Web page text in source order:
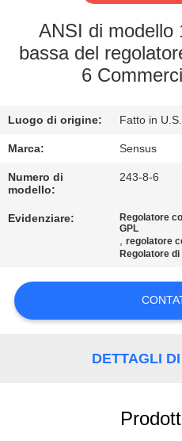
FABBRICA
CONTROLLO
QUALITÀ
CONTATTACI
NOTIZIE
CHIEDI UN
PREVENTIVO
ANSI di modello
bassa del
6
Luogo di origine: Fatto in
Marca: Sensus
Numero di
modello:
243-8-6
Evidenziare:
Regolatore
GPL
,regolatore
Regolatore
DETTAGLI